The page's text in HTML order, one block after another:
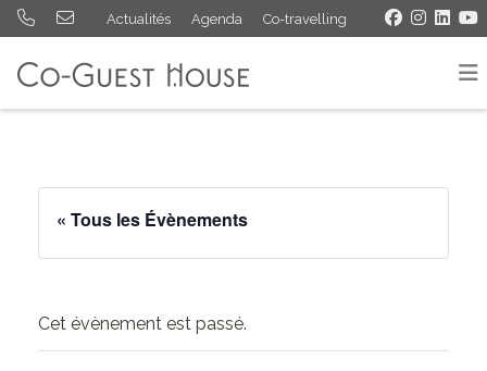
Actualités Agenda Co-travelling
« Tous les Évènements
Cet évènement est passé.